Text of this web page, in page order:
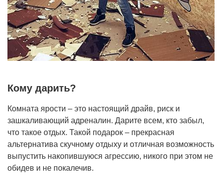
Кому дарить?
Комната ярости – это настоящий драйв, риск и
зашкаливающий адреналин. Дарите всем, кто забыл,
что такое отдых. Такой подарок – прекрасная
альтернатива скучному отдыху и отличная возможность
выпустить накопившуюся агрессию, никого при этом не
обидев и не покалечив.